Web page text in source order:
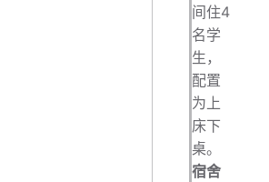
间住4
名学
生，
配置
为上
床下
桌。
宿舍